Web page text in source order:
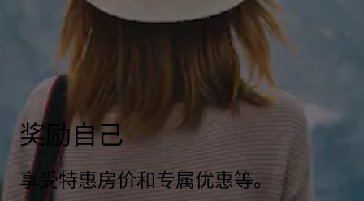
奖励自己
享受特惠房价和专属优惠等。